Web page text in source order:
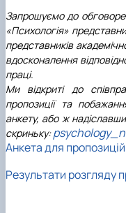
Запрошуємо до
«Психологія»
представників
вдосконалення
праці.
Ми відкриті до
пропозиції та
анкету, або ж
скриньку:
Анкета для
Результати розгляду